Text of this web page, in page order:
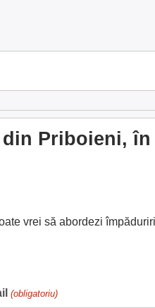
Priboieni,
vrei să abordezi
(obligatoriu)